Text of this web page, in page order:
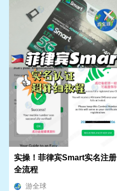
实操！菲律宾Smart实名注册
全流程
游全球